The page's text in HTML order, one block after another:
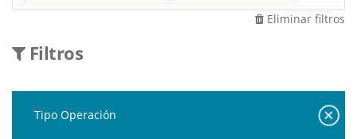
Eliminar filtros
Filtros
Tipo Operación